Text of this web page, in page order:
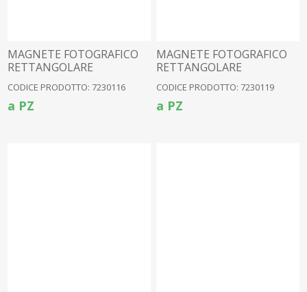
MAGNETE FOTOGRAFICO
RETTANGOLARE
CODICE PRODOTTO: 7230116
a PZ
MAGNETE FOTOGRAFICO
RETTANGOLARE
CODICE PRODOTTO: 7230119
a PZ